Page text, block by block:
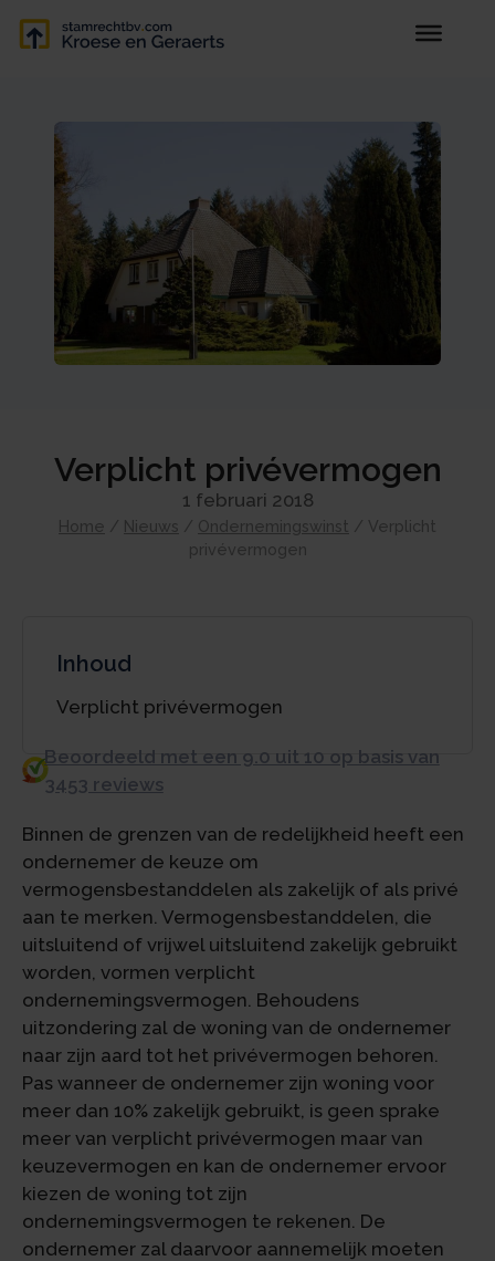
Verplicht privévermogen
1 februari 2018
Home / Nieuws / Ondernemingswinst / Verplicht
privévermogen
Inhoud
Verplicht privévermogen
Beoordeeld met een 9.0 uit 10 op basis van
3453 reviews
Binnen de grenzen van de redelijkheid heeft een
ondernemer de keuze om
vermogensbestanddelen als zakelijk of als privé
aan te merken. Vermogensbestanddelen, die
uitsluitend of vrijwel uitsluitend zakelijk gebruikt
worden, vormen verplicht
ondernemingsvermogen. Behoudens
uitzondering zal de woning van de ondernemer
naar zijn aard tot het privévermogen behoren.
Pas wanneer de ondernemer zijn woning voor
meer dan 10% zakelijk gebruikt, is geen sprake
meer van verplicht privévermogen maar van
keuzevermogen en kan de ondernemer ervoor
kiezen de woning tot zijn
ondernemingsvermogen te rekenen. De
ondernemer zal daarvoor aannemelijk moeten